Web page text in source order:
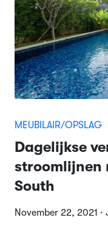
MEUBILAIR/OPSLAG
Dagelijkse
stroomlijnen
South
November 22, 2021